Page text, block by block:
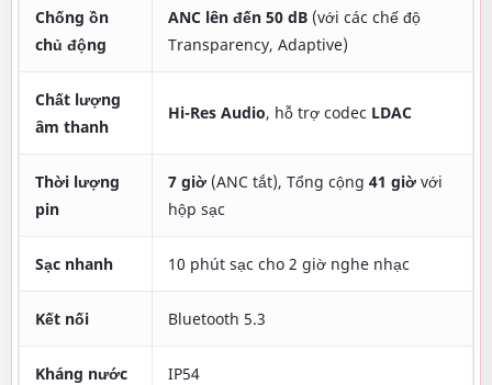
Chống ồn
chủ động
ANC lên đến 50 dB (với các chế độ
Transparency, Adaptive)
Chất lượng
âm thanh
Hi-Res Audio, hỗ trợ codec LDAC
Thời lượng
pin
7 giờ (ANC tắt), Tổng cộng 41 giờ với
hộp sạc
Sạc nhanh 10 phút sạc cho 2 giờ nghe nhạc
Kết nối Bluetooth 5.3
Kháng nước IP54